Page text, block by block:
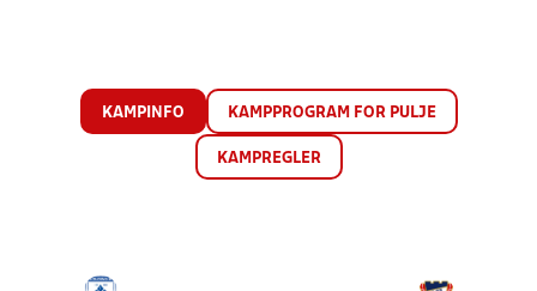
KAMPINFO KAMPPROGRAM FOR PULJE
KAMPREGLER